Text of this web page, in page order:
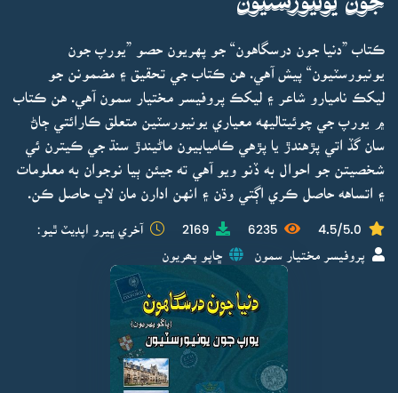
جون يونيورسٽيون
ڪتاب ”دنيا جون درسگاهون“ جو پهريون حصو ”يورپ جون
يونيورسٽيون“ پيش آهي. هن ڪتاب جي تحقيق ۽ مضمونن جو
ليکڪ ناميارو شاعر ۽ ليکڪ پروفيسر مختيار سمون آهي. هن ڪتاب
۾ يورپ جي چوئيتاليهه معياري يونيورسٽين متعلق ڪارائتي ڄاڻ
سان گڏ اتي پڙهندڙ يا پڙهي ڪاميابيون ماڻيندڙ سنڌ جي ڪيترن ئي
شخصيتن جو احوال به ڏنو ويو آهي ته جيئن ٻيا نوجوان به معلومات
۽ اتساهه حاصل ڪري اڳتي وڌن ۽ انهن ادارن مان لاڀ حاصل ڪن.
4.5/5.0
6235
2169 آخري ڀيرو اپڊيٽ ٿيو:
پروفيسر مختيار سمون ڇاپو پھريون